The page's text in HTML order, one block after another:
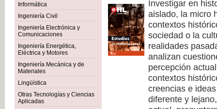
Informática
Ingeniería Civil
Ingeniería Electrónica y
Comunicaciones
Ingeniería Energética,
Eléctrica y Motores
Ingeniería Mecánica y de
Materiales
Lingüística
Otras Tecnologías y Ciencias
Aplicadas
Investigar en
aislado, la micro
contextos
sociedad o la
realidades
analizan
percepción
contextos
creencias e
diferente y